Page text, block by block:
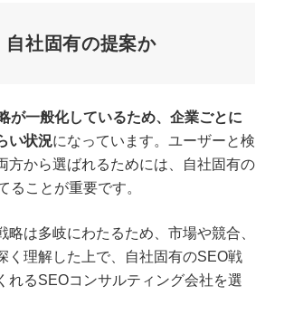
自社固有の提案か
が一般化しているため、企業ごとに
い状況になっています。ユーザーと検
方から選ばれるためには、自社固有の
ることが重要です。
略は多岐にわたるため、市場や競合、
く理解した上で、自社固有のSEO戦
れるSEOコンサルティング会社を選